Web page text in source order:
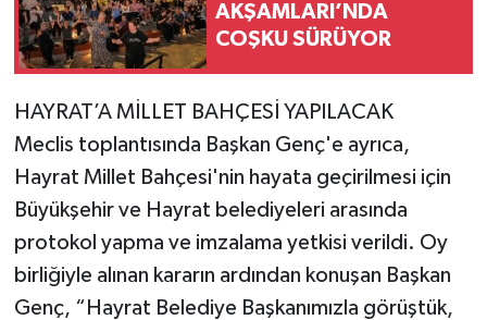
AKŞAMLARI’NDA
COŞKU SÜRÜYOR
HAYRAT’A MİLLET BAHÇESİ YAPILACAK
Meclis toplantısında Başkan Genç'e ayrıca,
Hayrat Millet Bahçesi'nin hayata geçirilmesi için
Büyükşehir ve Hayrat belediyeleri arasında
protokol yapma ve imzalama yetkisi verildi. Oy
birliğiyle alınan kararın ardından konuşan Başkan
Genç, “Hayrat Belediye Başkanımızla görüştük,